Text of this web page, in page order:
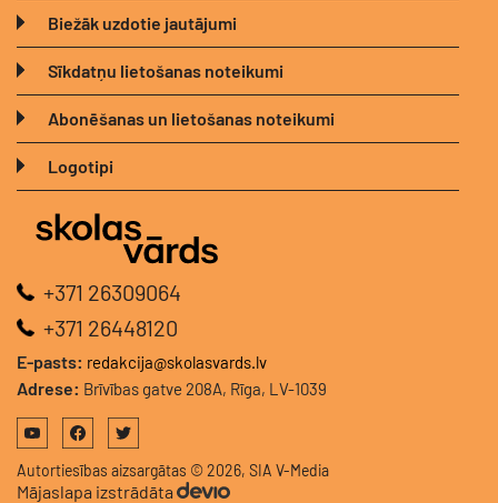
Biežāk uzdotie jautājumi
Sīkdatņu lietošanas noteikumi
Abonēšanas un lietošanas noteikumi
Logotipi
+371 26309064
+371 26448120
E-pasts: redakcija@skolasvards.lv
Adrese: Brīvības gatve 208A, Rīga, LV-1039
Autortiesības aizsargātas © 2026, SIA V-Media
Mājaslapa izstrādāta